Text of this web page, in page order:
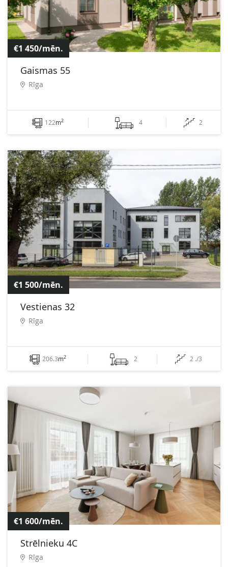
€1 450/mēn.
Gaismas 55
Rīga
122m2 4 2
€1 500/mēn.
Vestienas 32
Rīga
206.3m2 2 2 ./3
€1 600/mēn.
Strēlnieku 4C
Rīga